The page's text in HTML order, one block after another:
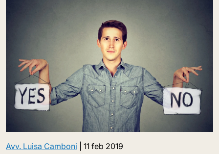
Avv. Luisa Camboni 11 feb 2019